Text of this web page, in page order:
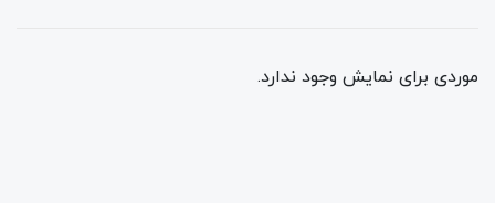
موردی برای نمایش وجود ندارد.